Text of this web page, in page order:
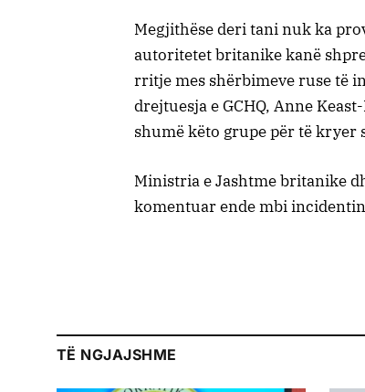
Megjithëse deri tani nuk ka
autoritetet britanike kanë
rritje mes shërbimeve ruse të
drejtuesja e GCHQ, Anne
shumë këto grupe për të
Ministria e Jashtme britanike
komentuar ende mbi
TË NGJAJSHME